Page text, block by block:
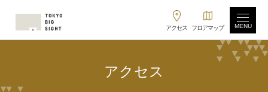
アクセス フロアマップ MENU
アクセス